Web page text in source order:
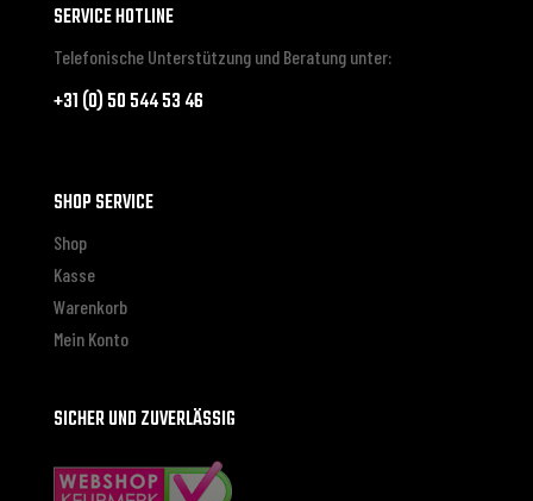
SERVICE HOTLINE
Telefonische Unterstützung und Beratung unter:
+31 (0) 50 544 53 46
SHOP SERVICE
Shop
Kasse
Warenkorb
Mein Konto
SICHER UND ZUVERLÄSSIG